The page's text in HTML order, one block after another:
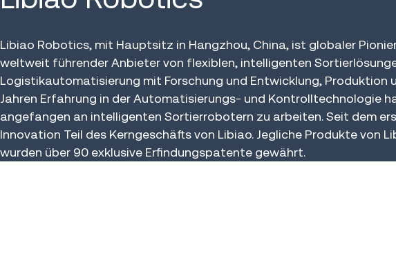
Libiao Robotics, mit Hauptsitz in Hangzhou, China, ist globaler
weltweit führender Anbieter von flexiblen, intelligenten
Logistikautomatisierung mit Forschung und Entwicklung,
Jahren Erfahrung in der Automatisierungs- und Kontrolltechnologie
angefangen an intelligenten Sortierrobotern zu arbeiten. Seit dem
Innovation Teil des Kerngeschäfts von Libiao. Jegliche Produkte von
wurden über 90 exklusive Erfindungspatente gewährt.